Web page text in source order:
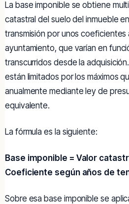
La base imponible se obtiene
catastral del suelo del inmueble
transmisión por unos
ayuntamiento, que varían en
transcurridos desde la
están limitados por los máximos
anualmente mediante ley de
equivalente.
La fórmula es la siguiente:
Base imponible = Valor
Coeficiente según años de
Sobre esa base imponible se